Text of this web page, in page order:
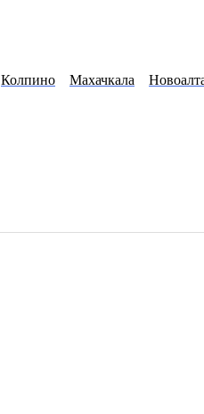
Колпино Махачкала